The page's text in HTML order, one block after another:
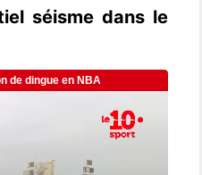
séisme dans le